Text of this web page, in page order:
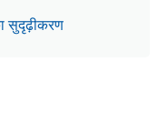
सुदृढ़ीकरण